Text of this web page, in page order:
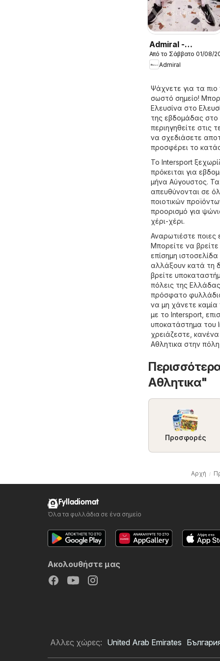
Admiral -
Kατάλογος
8/2026
Από το Σάββατο 01/08/
Admiral
Ψάχνετε για τα
σωστό σημείο!
Ελευσίνα στο
της εβδομάδας στο
περιηγηθείτε στις
να σχεδιάσετε
προσφέρει το
Το Intersport
πρόκειται για
μήνα Αύγουστος.
απευθύνονται σε
ποιοτικών
προορισμό για
χέρι-χέρι.
Αναρωτιέστε ποιες
Μπορείτε να
επίσημη ιστοσελίδα
αλλάξουν κατά τη
βρείτε
πόλεις της
πρόσφατο
να μη χάνετε
με το Intersport,
υποκατάστημα του
χρειάζεστε,
Aθλητικα στην
Aθλητικα"
Προσφορές
Αρχή
Fylladiomat
Όλα τα φυλλάδια σε ένα σημείο
Ακολουθήστε μας
Αλλες χώρες: United Arab Emirates